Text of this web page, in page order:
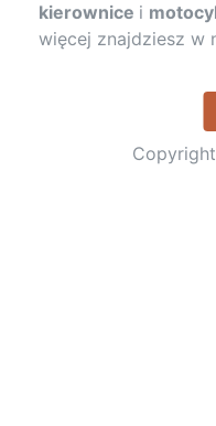
kierownice i
więcej znajdziesz w